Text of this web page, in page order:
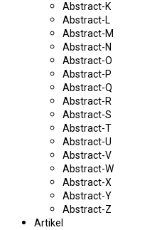
Abstract-K
Abstract-L
Abstract-M
Abstract-N
Abstract-O
Abstract-P
Abstract-Q
Abstract-R
Abstract-S
Abstract-T
Abstract-U
Abstract-V
Abstract-W
Abstract-X
Abstract-Y
Abstract-Z
Artikel